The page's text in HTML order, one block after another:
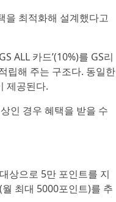
을 최적화해 설계했다고
ALL 카드’(10%)를 GS리
립해 주는 구조다. 동일한
제공된다.
인 경우 혜택을 받을 수
상으로 5만 포인트를 지
최대 5000포인트)를 추